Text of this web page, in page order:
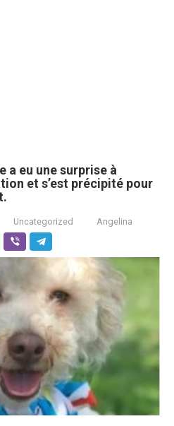
a eu une surprise à
et s’est précipité pour
Uncategorized Angelina